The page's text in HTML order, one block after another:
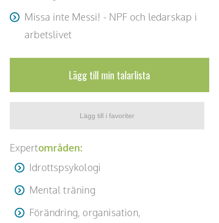
Missa inte Messi! - NPF och ledarskap i
arbetslivet
Lägg till min talarlista
Expertområden:
Idrottspsykologi
Mental träning
Förändring, organisation,